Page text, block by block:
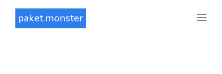
paket.monster